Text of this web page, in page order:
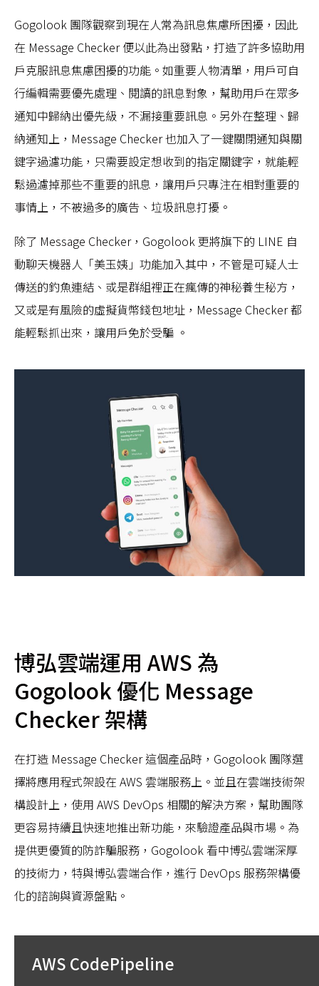
Gogolook 團隊觀察到現在人常為訊息焦慮所困擾，因此
在 Message Checker 便以此為出發點，打造了許多協助用
戶克服訊息焦慮困擾的功能。如重要人物清單，用戶可自
行編輯需要優先處理、閱讀的訊息對象，幫助用戶在眾多
通知中歸納出優先級，不漏接重要訊息。另外在整理、歸
納通知上，Message Checker 也加入了一鍵關閉通知與關
鍵字過濾功能，只需要設定想收到的指定關鍵字，就能輕
鬆過濾掉那些不重要的訊息，讓用戶只專注在相對重要的
事情上，不被過多的廣告、垃圾訊息打擾。
除了 Message Checker，Gogolook 更將旗下的 LINE 自
動聊天機器人「美玉姨」功能加入其中，不管是可疑人士
傳送的釣魚連結、或是群組裡正在瘋傳的神秘養生秘方，
又或是有風險的虛擬貨幣錢包地址，Message Checker 都
能輕鬆抓出來，讓用戶免於受騙 。
博弘雲端運用 AWS 為
Gogolook 優化 Message
Checker 架構
在打造 Message Checker 這個產品時，Gogolook 團隊選
擇將應用程式架設在 AWS 雲端服務上。並且在雲端技術架
構設計上，使用 AWS DevOps 相關的解決方案，幫助團隊
更容易持續且快速地推出新功能，來驗證產品與市場。為
提供更優質的防詐騙服務，Gogolook 看中博弘雲端深厚
的技術力，特與博弘雲端合作，進行 DevOps 服務架構優
化的諮詢與資源盤點。
AWS CodePipeline